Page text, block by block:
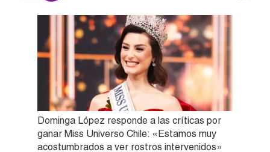
Dominga López responde a las críticas por
ganar Miss Universo Chile: «Estamos muy
acostumbrados a ver rostros intervenidos»